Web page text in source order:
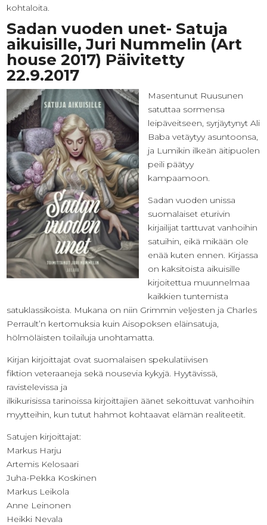
kohtaloita.
Sadan vuoden unet- Satuja
aikuisille, Juri Nummelin (Art
house 2017) Päivitetty
22.9.2017
Masentunut Ruusunen
satuttaa sormensa
leipäveitseen, syrjäytynyt Ali
Baba vetäytyy asuntoonsa,
ja Lumikin ilkeän äitipuolen
peili päätyy
kampaamoon.
Sadan vuoden unissa
suomalaiset eturivin
kirjailijat tarttuvat vanhoihin
satuihin, eikä mikään ole
enää kuten ennen. Kirjassa
on kaksitoista aikuisille
kirjoitettua muunnelmaa
kaikkien tuntemista
satuklassikoista. Mukana on niin Grimmin veljesten ja Charles
Perrault’n kertomuksia kuin Aisopoksen eläinsatuja,
hölmöläisten toilailuja unohtamatta.
Kirjan kirjoittajat ovat suomalaisen spekulatiivisen
fiktion veteraaneja sekä nousevia kykyjä. Hyytävissä,
ravistelevissa ja
ilkikurisissa tarinoissa kirjoittajien äänet sekoittuvat vanhoihin
myytteihin, kun tutut hahmot kohtaavat elämän realiteetit.
Satujen kirjoittajat:
Markus Harju
Artemis Kelosaari
Juha-Pekka Koskinen
Markus Leikola
Anne Leinonen
Heikki Nevala